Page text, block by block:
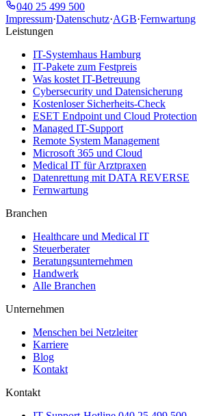
040 25 499 500
Impressum·Datenschutz·AGB·Fernwartung
Leistungen
IT-Systemhaus Hamburg
IT-Pakete zum Festpreis
Was kostet IT-Betreuung
Cybersecurity und Datensicherung
Kostenloser Sicherheits-Check
ESET Endpoint und Cloud Protection
Managed IT-Support
Remote System Management
Microsoft 365 und Cloud
Medical IT für Arztpraxen
Datenrettung mit DATA REVERSE
Fernwartung
Branchen
Healthcare und Medical IT
Steuerberater
Beratungsunternehmen
Handwerk
Alle Branchen
Unternehmen
Menschen bei Netzleiter
Karriere
Blog
Kontakt
Kontakt